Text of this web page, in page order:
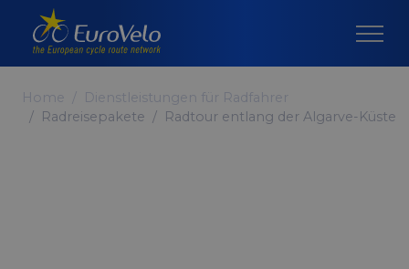
Home
Dienstleistungen für Radfahrer
Radreisepakete
Radtour entlang der Algarve-Küste